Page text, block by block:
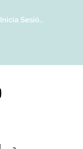
Inicia Sesión/